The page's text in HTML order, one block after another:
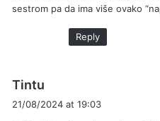
sestrom pa da ima više ovako
Reply
Tintu
21/08/2024 at 19:03